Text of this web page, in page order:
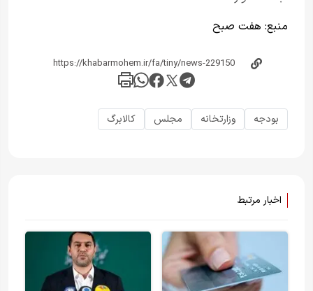
منبع: هفت صبح
بودجه وزارتخانه مجلس کالابرگ
اخبار مرتبط